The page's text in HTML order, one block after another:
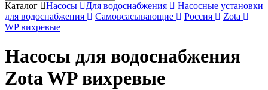
Каталог Насосы Для водоснабжения
Насосные установки
для водоснабжения
Самовсасывающие Россия
Zota
WP вихревые
Насосы для водоснабжения
Zota WP вихревые